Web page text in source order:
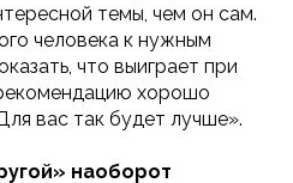
темы, чем он сам.
человека к нужным
что выиграет при
хорошо
вас так будет лучше».
наоборот